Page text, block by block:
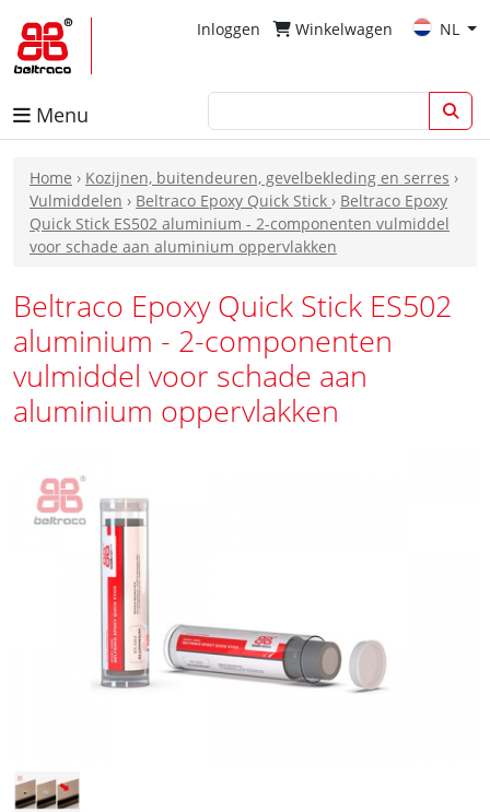
Inloggen Winkelwagen NL
Menu
Home › Kozijnen, buitendeuren, gevelbekleding en serres ›
Vulmiddelen › Beltraco Epoxy Quick Stick › Beltraco Epoxy
Quick Stick ES502 aluminium - 2-componenten vulmiddel
voor schade aan aluminium oppervlakken
Beltraco Epoxy Quick Stick ES502
aluminium - 2-componenten
vulmiddel voor schade aan
aluminium oppervlakken